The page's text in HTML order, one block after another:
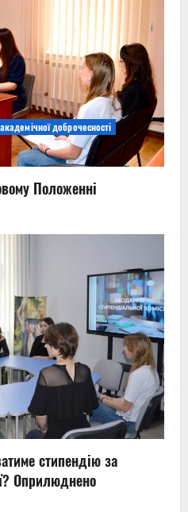
доброчесності
Положенні
стипендію за
Оприлюднено